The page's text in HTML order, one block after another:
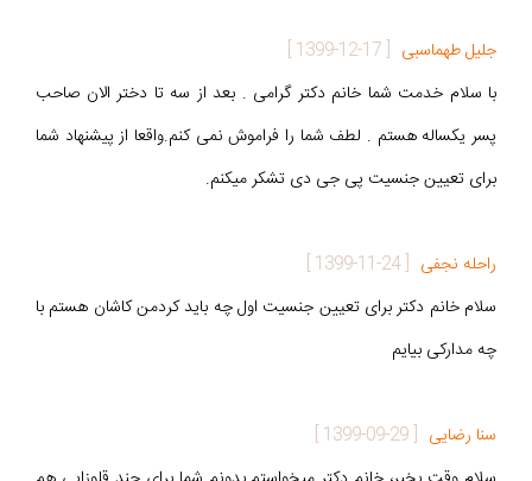
جلیل طهماسبی [
1399-12-17
]
با سلام خدمت شما خانم دکتر گرامی . بعد از سه تا دختر الان صاحب
پسر یکساله هستم . لطف شما را فراموش نمی کنم.واقعا از پیشنهاد شما
برای تعیین جنسیت پی جی دی تشکر میکنم.
راحله نجفی [
1399-11-24
]
سلام خانم دکتر برای تعیین جنسیت اول چه باید کردمن کاشان هستم با
چه مدارکی بیایم
سنا رضایی [
1399-09-29
]